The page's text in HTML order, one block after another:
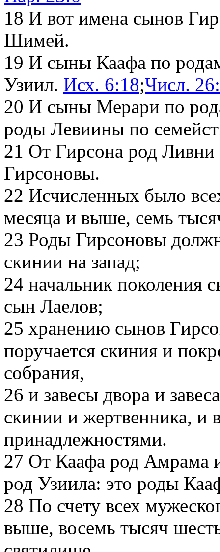
18 И вот имена сынов
Шимей.
19 И сыны Каафа по
Узиил. Исх. 6:18;Числ.
20 И сыны Мерари по
роды Левиины по
21 От Гирсона род
Гирсоновы.
22 Исчисленных было
месяца и выше, семь
23 Роды Гирсоновы
скинии на запад;
24 начальник поколения
сын Лаелов;
25 хранению сынов
поручается скиния и
собрания,
26 и завесы двора и
скинии и жертвенника, и
принадлежностями.
27 От Каафа род Амрама
род Узиила: это роды
28 По счету всех
выше, восемь тысяч